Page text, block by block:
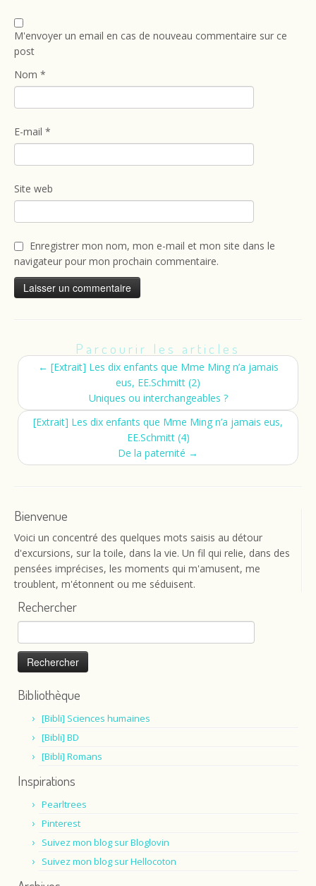
M'envoyer un email en cas de nouveau commentaire sur ce
post
Nom *
E-mail *
Site web
Enregistrer mon nom, mon e-mail et mon site dans le
navigateur pour mon prochain commentaire.
Parcourir les articles
← [Extrait] Les dix enfants que Mme Ming n’a jamais
eus, EE.Schmitt (2)
Uniques ou interchangeables ?
[Extrait] Les dix enfants que Mme Ming n’a jamais eus,
EE.Schmitt (4)
De la paternité →
Bienvenue
Voici un concentré des quelques mots saisis au détour
d'excursions, sur la toile, dans la vie. Un fil qui relie, dans des
pensées imprécises, les moments qui m'amusent, me
troublent, m'étonnent ou me séduisent.
Rechercher
Rechercher :
Bibliothèque
[Bibli] Sciences humaines
[Bibli] BD
[Bibli] Romans
Inspirations
Pearltrees
Pinterest
Suivez mon blog sur Bloglovin
Suivez mon blog sur Hellocoton